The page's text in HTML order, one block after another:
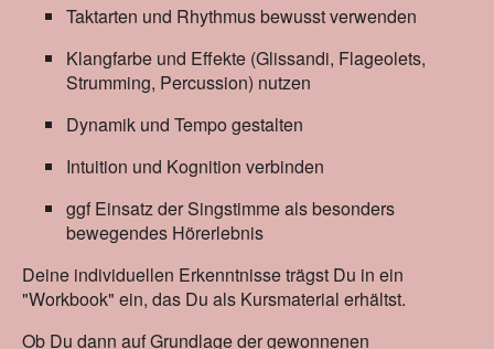
Taktarten und Rhythmus bewusst verwenden
Klangfarbe und Effekte (Glissandi, Flageolets,
Strumming, Percussion) nutzen
Dynamik und Tempo gestalten
Intuition und Kognition verbinden
ggf Einsatz der Singstimme als besonders
bewegendes Hörerlebnis
Deine individuellen Erkenntnisse trägst Du in ein
"Workbook" ein, das Du als Kursmaterial erhältst.
Ob Du dann auf Grundlage der gewonnenen